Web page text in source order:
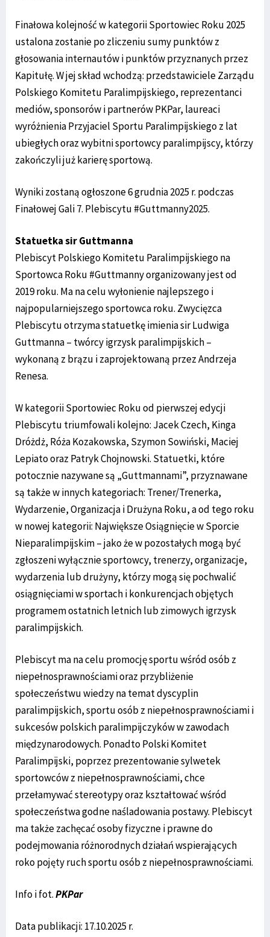
Finałowa kolejność w kategorii Sportowiec Roku 2025
ustalona zostanie po zliczeniu sumy punktów z
głosowania internautów i punktów przyznanych przez
Kapitułę. W jej skład wchodzą: przedstawiciele Zarządu
Polskiego Komitetu Paralimpijskiego, reprezentanci
mediów, sponsorów i partnerów PKPar, laureaci
wyróżnienia Przyjaciel Sportu Paralimpijskiego z lat
ubiegłych oraz wybitni sportowcy paralimpijscy, którzy
zakończyli już karierę sportową.
Wyniki zostaną ogłoszone 6 grudnia 2025 r. podczas
Finałowej Gali 7. Plebiscytu #Guttmanny2025.
Statuetka sir Guttmanna
Plebiscyt Polskiego Komitetu Paralimpijskiego na
Sportowca Roku #Guttmanny organizowany jest od
2019 roku. Ma na celu wyłonienie najlepszego i
najpopularniejszego sportowca roku. Zwycięzca
Plebiscytu otrzyma statuetkę imienia sir Ludwiga
Guttmanna – twórcy igrzysk paralimpijskich –
wykonaną z brązu i zaprojektowaną przez Andrzeja
Renesa.
W kategorii Sportowiec Roku od pierwszej edycji
Plebiscytu triumfowali kolejno: Jacek Czech, Kinga
Dróżdż, Róża Kozakowska, Szymon Sowiński, Maciej
Lepiato oraz Patryk Chojnowski. Statuetki, które
potocznie nazywane są „Guttmannami”, przyznawane
są także w innych kategoriach: Trener/Trenerka,
Wydarzenie, Organizacja i Drużyna Roku, a od tego roku
w nowej kategorii: Największe Osiągnięcie w Sporcie
Nieparalimpijskim – jako że w pozostałych mogą być
zgłoszeni wyłącznie sportowcy, trenerzy, organizacje,
wydarzenia lub drużyny, którzy mogą się pochwalić
osiągnięciami w sportach i konkurencjach objętych
programem ostatnich letnich lub zimowych igrzysk
paralimpijskich.
Plebiscyt ma na celu promocję sportu wśród osób z
niepełnosprawnościami oraz przybliżenie
społeczeństwu wiedzy na temat dyscyplin
paralimpijskich, sportu osób z niepełnosprawnościami i
sukcesów polskich paralimpijczyków w zawodach
międzynarodowych. Ponadto Polski Komitet
Paralimpijski, poprzez prezentowanie sylwetek
sportowców z niepełnosprawnościami, chce
przełamywać stereotypy oraz kształtować wśród
społeczeństwa godne naśladowania postawy. Plebiscyt
ma także zachęcać osoby fizyczne i prawne do
podejmowania różnorodnych działań wspierających
roko pojęty ruch sportu osób z niepełnosprawnościami.
Info i fot.PKPar
Data publikacji: 17.10.2025 r.